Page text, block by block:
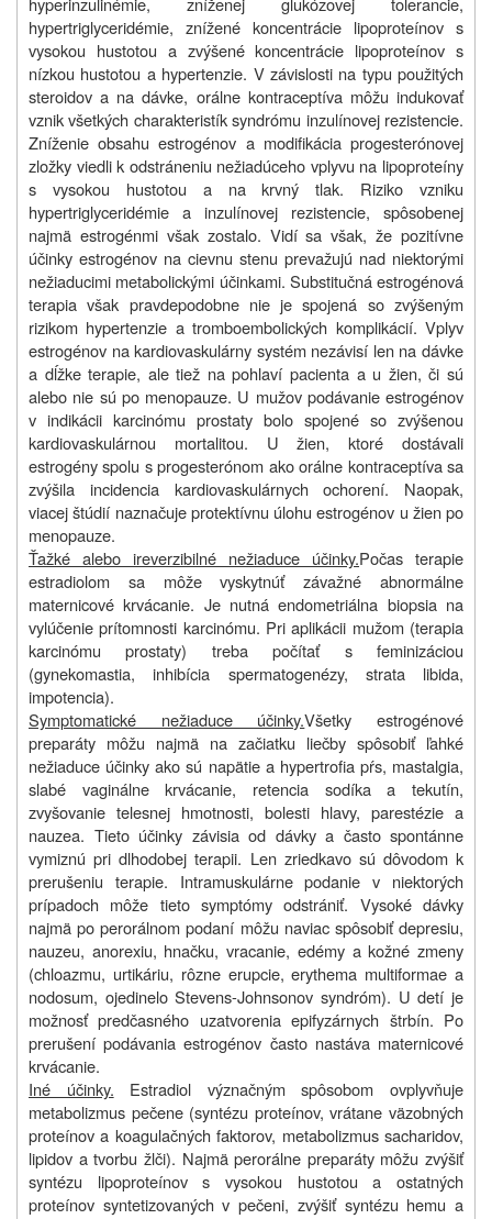
hypertriglyceridémie, znížené koncentrácie lipoproteínov s
vysokou hustotou a zvýšené koncentrácie lipoproteínov s
nízkou hustotou a hypertenzie. V závislosti na typu použitých
steroidov a na dávke, orálne kontraceptíva môžu indukovať
vznik všetkých charakteristík syndrómu inzulínovej rezistencie.
Zníženie obsahu estrogénov a modifikácia progesterónovej
zložky viedli k odstráneniu nežiadúceho vplyvu na lipoproteíny
s vysokou hustotou a na krvný tlak. Riziko vzniku
hypertriglyceridémie a inzulínovej rezistencie, spôsobenej
najmä estrogénmi však zostalo. Vidí sa však, že pozitívne
účinky estrogénov na cievnu stenu prevažujú nad niektorými
nežiaducimi metabolickými účinkami. Substitučná estrogénová
terapia však pravdepodobne nie je spojená so zvýšeným
rizikom hypertenzie a tromboembolických komplikácií. Vplyv
estrogénov na kardiovaskulárny systém nezávisí len na dávke
a dĺžke terapie, ale tiež na pohlaví pacienta a u žien, či sú
alebo nie sú po menopauze. U mužov podávanie estrogénov
v indikácii karcinómu prostaty bolo spojené so zvýšenou
kardiovaskulárnou mortalitou. U žien, ktoré dostávali
estrogény spolu s progesterónom ako orálne kontraceptíva sa
zvýšila incidencia kardiovaskulárnych ochorení. Naopak,
viacej štúdií naznačuje protektívnu úlohu estrogénov u žien po
menopauze.
Ťažké alebo ireverzibilné nežiaduce účinky.Počas terapie
estradiolom sa môže vyskytnúť závažné abnormálne
maternicové krvácanie. Je nutná endometriálna biopsia na
vylúčenie prítomnosti karcinómu. Pri aplikácii mužom (terapia
karcinómu prostaty) treba počítať s feminizáciou
(gynekomastia, inhibícia spermatogenézy, strata libida,
impotencia).
Symptomatické nežiaduce účinky.Všetky estrogénové
preparáty môžu najmä na začiatku liečby spôsobiť ľahké
nežiaduce účinky ako sú napätie a hypertrofia pŕs, mastalgia,
slabé vaginálne krvácanie, retencia sodíka a tekutín,
zvyšovanie telesnej hmotnosti, bolesti hlavy, parestézie a
nauzea. Tieto účinky závisia od dávky a často spontánne
vymiznú pri dlhodobej terapii. Len zriedkavo sú dôvodom k
prerušeniu terapie. Intramuskulárne podanie v niektorých
prípadoch môže tieto symptómy odstrániť. Vysoké dávky
najmä po perorálnom podaní môžu naviac spôsobiť depresiu,
nauzeu, anorexiu, hnačku, vracanie, edémy a kožné zmeny
(chloazmu, urtikáriu, rôzne erupcie, erythema multiformae a
nodosum, ojedinelo Stevens-Johnsonov syndróm). U detí je
možnosť predčasného uzatvorenia epifyzárnych štrbín. Po
prerušení podávania estrogénov často nastáva maternicové
krvácanie.
Iné účinky.
Estradiol význačným spôsobom ovplyvňuje
metabolizmus pečene (syntézu proteínov, vrátane väzobných
proteínov a koagulačných faktorov, metabolizmus sacharidov,
lipidov a tvorbu žlči). Najmä perorálne preparáty môžu zvýšiť
syntézu lipoproteínov s vysokou hustotou a ostatných
proteínov syntetizovaných v pečeni, zvýšiť syntézu hemu a